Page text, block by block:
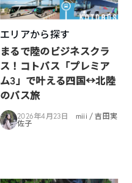
エリアから探す
まるで陸のビジネスクラ
ス！コトバス「プレミア
ム3」で叶える四国↔︎北陸
のバス旅
2026年4月23日
miii / 吉田実
佐子